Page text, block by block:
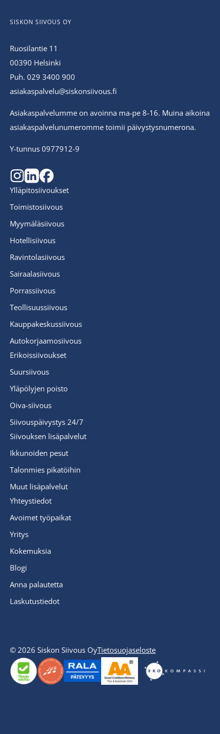
SISKON SIIVOUS OY
Ruosilantie 11
00390 Helsinki
Puh. 029 3400 900
asiakaspalvelu@siskonsiivous.fi
Asiakaspalvelumme on avoinna ma-pe 8-16. Muina aikoina
asiakaspalvelunumeromme toimii päivystysnumerona.
Y-tunnus 0977912-9
Ylläpitosiivoukset
Toimistosiivous
Myymäläsiivous
Hotellisiivous
Ravintolasiivous
Sairaalasiivous
Porrassiivous
Teollisuussiivous
Kauppakeskussiivous
Autokorjaamosiivous
Erikoissiivoukset
Suursiivous
Yläpölyjen poisto
Oiva-siivous
Siivouspäivystys 24/7
Siivouksen lisäpalvelut
Ikkunoiden pesut
Talonmies pikatöihin
Muut lisäpalvelut
Yhteystiedot
Avoimet työpaikat
Yritys
Kokemuksia
Blogi
Anna palautetta
Laskutustiedot
© 2026 Siskon Siivous OyTietosuojaseloste